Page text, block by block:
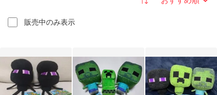
販売中のみ表示
並び替え